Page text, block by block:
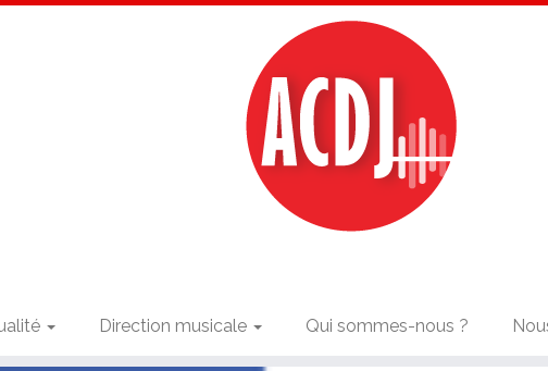
Direction musicale Qui sommes-nous ?